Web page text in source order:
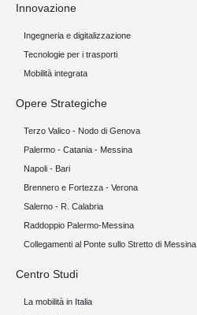
Innovazione
Ingegneria e digitalizzazione
Tecnologie per i trasporti
Mobilità integrata
Opere Strategiche
Terzo Valico - Nodo di Genova
Palermo - Catania - Messina
Napoli - Bari
Brennero e Fortezza - Verona
Salerno - R. Calabria
Raddoppio Palermo-Messina
Collegamenti al Ponte sullo Stretto di Messina
Centro Studi
La mobilità in Italia